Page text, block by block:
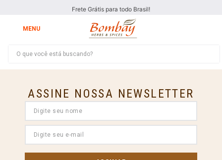
Frete Grátis para todo Brasil!
ASSINE NOSSA NEWSLETTER